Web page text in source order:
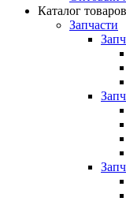
Каталог товаров
Запчасти